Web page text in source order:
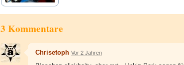
3 Kommentare
Chrisetoph Vor 2 Jahren